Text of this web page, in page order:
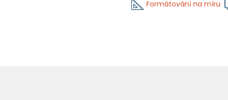
Formátování na míru